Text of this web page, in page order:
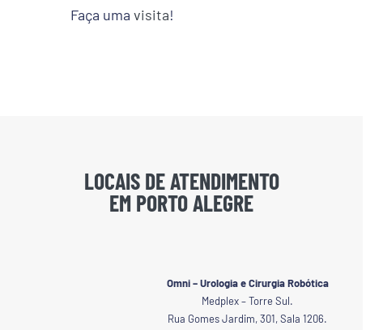
Faça uma visita!
LOCAIS DE ATENDIMENTO
EM PORTO ALEGRE
Omni – Urologia e Cirurgia Robótica
Medplex – Torre Sul.
Rua Gomes Jardim, 301, Sala 1206.